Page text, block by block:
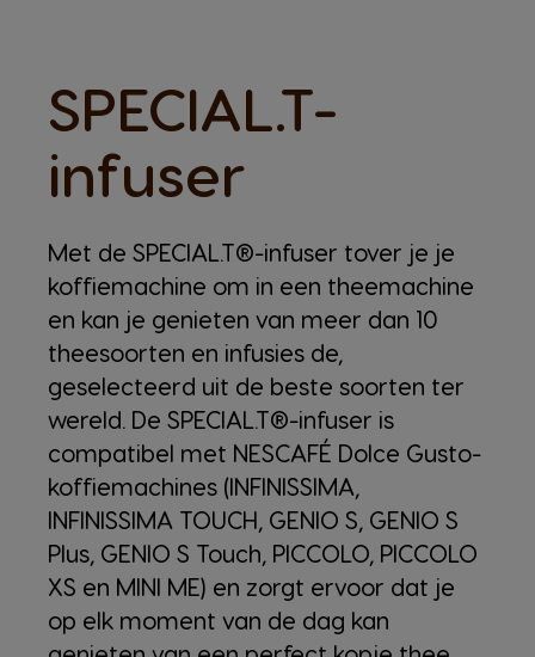
SPECIAL.T-
infuser
Met de SPECIAL.T®-infuser tover je je
koffiemachine om in een theemachine
en kan je genieten van meer dan 10
theesoorten en infusies de,
geselecteerd uit de beste soorten ter
wereld. De SPECIAL.T®-infuser is
compatibel met NESCAFÉ Dolce Gusto-
koffiemachines (INFINISSIMA,
INFINISSIMA TOUCH, GENIO S, GENIO S
Plus, GENIO S Touch, PICCOLO, PICCOLO
XS en MINI ME) en zorgt ervoor dat je
op elk moment van de dag kan